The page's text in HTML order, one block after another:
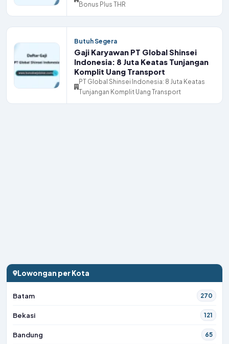
Bonus Plus THR
Butuh Segera
Gaji Karyawan PT Global Shinsei
Indonesia: 8 Juta Keatas Tunjangan
Komplit Uang Transport
PT Global Shinsei Indonesia: 8 Juta Keatas
Tunjangan Komplit Uang Transport
Lowongan per Kota
Batam 270
Bekasi 121
Bandung 65